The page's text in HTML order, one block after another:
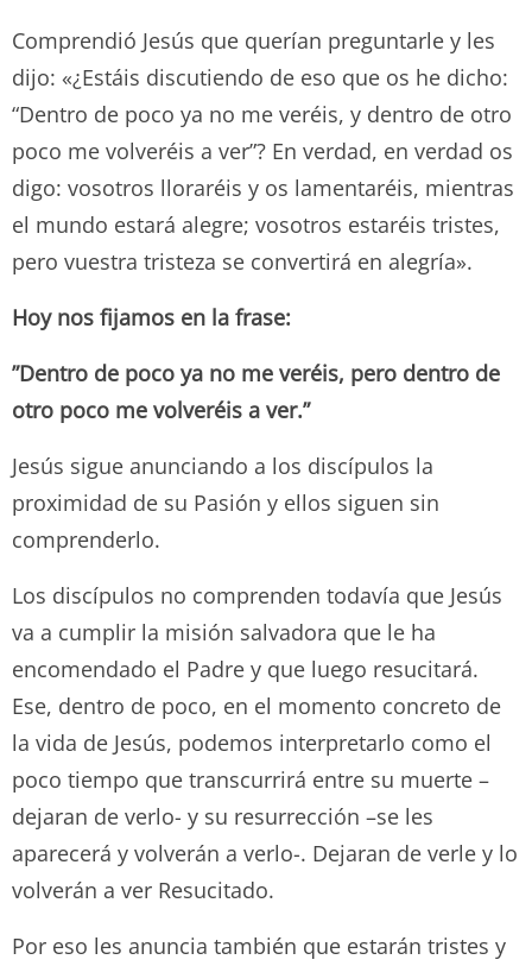
Comprendió Jesús que querían preguntarle y les
dijo: «¿Estáis discutiendo de eso que os he dicho:
“Dentro de poco ya no me veréis, y dentro de otro
poco me volveréis a ver”? En verdad, en verdad os
digo: vosotros lloraréis y os lamentaréis, mientras
el mundo estará alegre; vosotros estaréis tristes,
pero vuestra tristeza se convertirá en alegría».
Hoy nos fijamos en la frase:
”Dentro de poco ya no me veréis, pero dentro de
otro poco me volveréis a ver.”
Jesús sigue anunciando a los discípulos la
proximidad de su Pasión y ellos siguen sin
comprenderlo.
Los discípulos no comprenden todavía que Jesús
va a cumplir la misión salvadora que le ha
encomendado el Padre y que luego resucitará.
Ese, dentro de poco, en el momento concreto de
la vida de Jesús, podemos interpretarlo como el
poco tiempo que transcurrirá entre su muerte –
dejaran de verlo- y su resurrección –se les
aparecerá y volverán a verlo-. Dejaran de verle y lo
volverán a ver Resucitado.
Por eso les anuncia también que estarán tristes y